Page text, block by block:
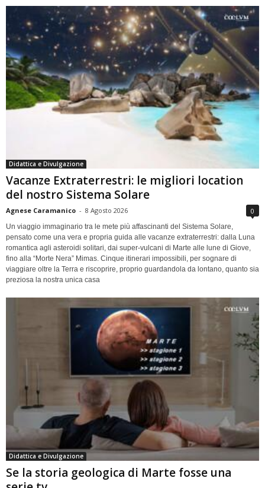
Didattica e Divulgazione
Vacanze Extraterrestri: le migliori location
del nostro Sistema Solare
Agnese Caramanico - 8 Agosto 2026 0
Un viaggio immaginario tra le mete più affascinanti del Sistema Solare,
pensato come una vera e propria guida alle vacanze extraterrestri: dalla Luna
romantica agli asteroidi solitari, dai super-vulcani di Marte alle lune di Giove,
fino alla “Morte Nera” Mimas. Cinque itinerari impossibili, per sognare di
viaggiare oltre la Terra e riscoprire, proprio guardandola da lontano, quanto sia
preziosa la nostra unica casa
Didattica e Divulgazione
Se la storia geologica di Marte fosse una